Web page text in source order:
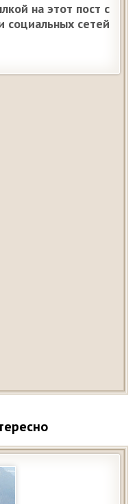
на этот пост с
социальных сетей